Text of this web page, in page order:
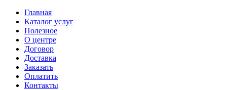
Главная
Каталог услуг
Полезное
О центре
Договор
Доставка
Заказать
Оплатить
Контакты